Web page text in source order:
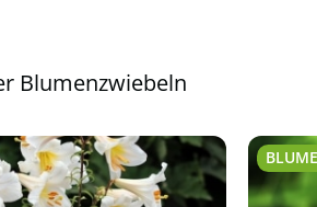
Blumenzwiebeln